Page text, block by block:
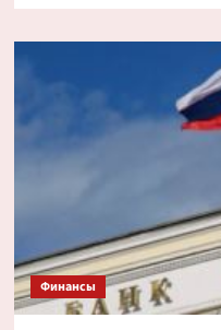
Набиуллина:
доступнее
со
Финансы